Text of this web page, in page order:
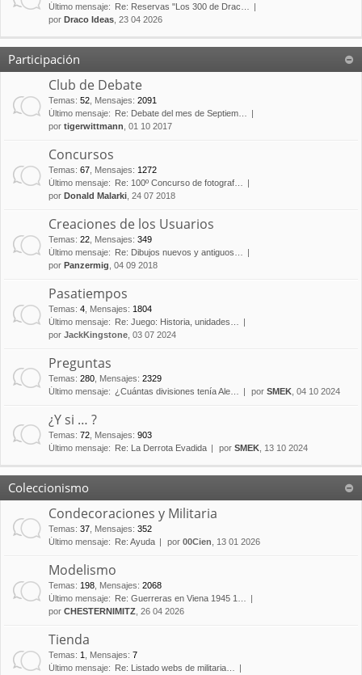
Último mensaje:
Re: Reservas "Los 300 de Drac…
por Draco Ideas , 23 04 2026
Participación
Club de Debate
Temas: 52 Mensajes: 2091
Último mensaje:
Re: Debate del mes de Septiem…
por tigerwittmann , 01 10 2017
Concursos
Temas: 67 Mensajes: 1272
Último mensaje:
Re: 100º Concurso de fotograf…
por Donald Malarki , 24 07 2018
Creaciones de los Usuarios
Temas: 22 Mensajes: 349
Último mensaje:
Re: Dibujos nuevos y antiguos…
por Panzermig , 04 09 2018
Pasatiempos
Temas: 4 Mensajes: 1804
Último mensaje:
Re: Juego: Historia, unidades…
por JackKingstone , 03 07 2024
Preguntas
Temas: 280 Mensajes: 2329
Último mensaje: ¿Cuántas divisiones tenía Ale… por SMEK , 04 10 2024
¿Y si … ?
Temas: 72 Mensajes: 903
Último mensaje:
Re: La Derrota Evadida por SMEK , 13 10 2024
Coleccionismo
Condecoraciones y Militaria
Temas: 37 Mensajes: 352
Último mensaje:
Re: Ayuda por 00Cien , 13 01 2026
Modelismo
Temas: 198 Mensajes: 2068
Último mensaje:
Re: Guerreras en Viena 1945 1…
por CHESTERNIMITZ , 26 04 2026
Tienda
Temas: 1 Mensajes: 7
Último mensaje:
Re: Listado webs de militaria…